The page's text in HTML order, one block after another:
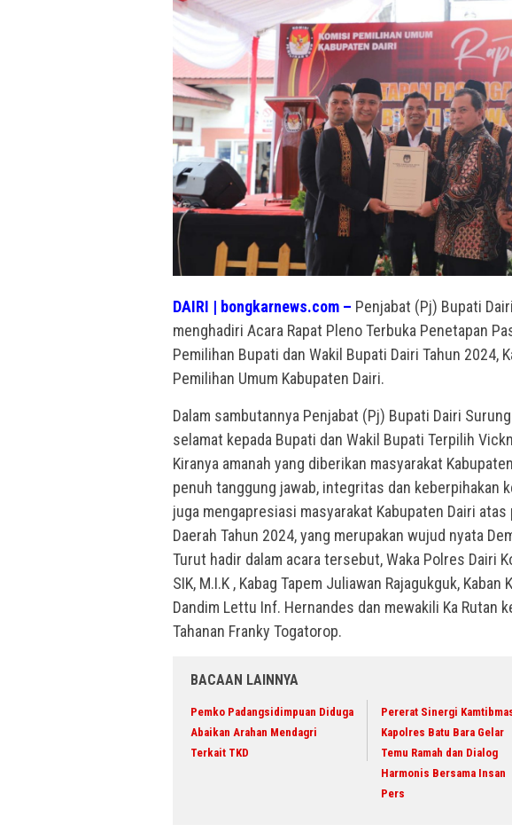
DAIRI | bongkarnews.com – Penjabat (Pj) Bupati
menghadiri Acara Rapat Pleno Terbuka Penetapan
Pemilihan Bupati dan Wakil Bupati Dairi Tahun
Pemilihan Umum Kabupaten Dairi.
Dalam sambutannya Penjabat (Pj) Bupati Dairi
selamat kepada Bupati dan Wakil Bupati Terpilih
Kiranya amanah yang diberikan masyarakat
penuh tanggung jawab, integritas dan keberpihakan
juga mengapresiasi masyarakat Kabupaten Dairi
Daerah Tahun 2024, yang merupakan wujud nyata
Turut hadir dalam acara tersebut, Waka Polres Dairi
SIK, M.I.K , Kabag Tapem Juliawan Rajagukguk,
Dandim Lettu Inf. Hernandes dan mewakili Ka Rutan
Tahanan Franky Togatorop.
BACAAN LAINNYA
Pemko Padangsidimpuan Diduga
Abaikan Arahan Mendagri
Terkait TKD
Pererat Sinergi
Kapolres Batu Bara Gelar
Temu Ramah dan Dialog
Harmonis Bersama Insan
Pers